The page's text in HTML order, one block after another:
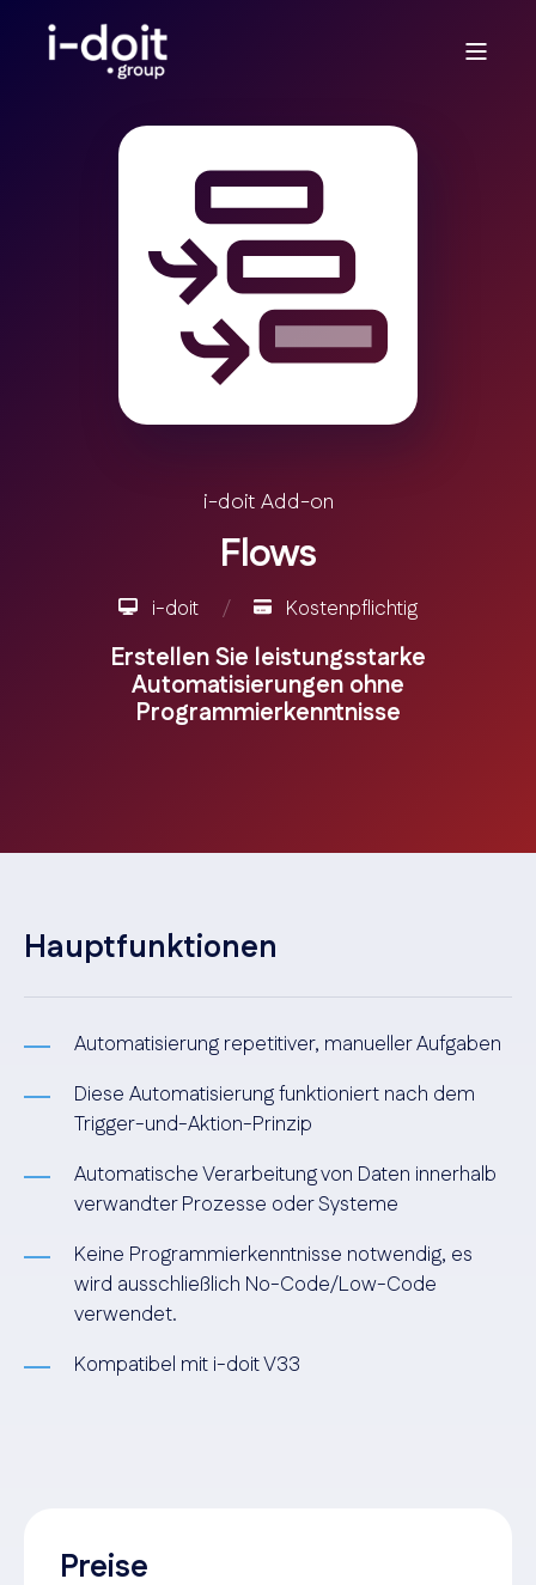
i-doit Add-on
Flows
i-doit / Kostenpflichtig
Erstellen Sie leistungsstarke
Automatisierungen ohne
Programmierkenntnisse
Hauptfunktionen
Automatisierung repetitiver, manueller Aufgaben
Diese Automatisierung funktioniert nach dem
Trigger-und-Aktion-Prinzip
Automatische Verarbeitung von Daten innerhalb
verwandter Prozesse oder Systeme
Keine Programmierkenntnisse notwendig, es
wird ausschließlich No-Code/Low-Code
verwendet.
Kompatibel mit i-doit V33
Preise